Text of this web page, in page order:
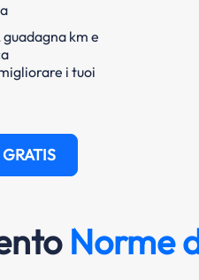
guadagna km e
i tuoi
Norme